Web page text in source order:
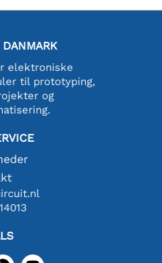
elektroniske
til prototyping,
og